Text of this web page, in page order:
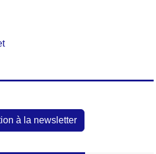
à la newsletter